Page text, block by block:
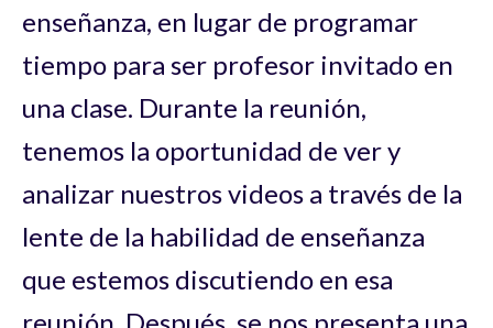
enseñanza, en lugar de programar
tiempo para ser profesor invitado en
una clase. Durante la reunión,
tenemos la oportunidad de ver y
analizar nuestros videos a través de la
lente de la habilidad de enseñanza
que estemos discutiendo en esa